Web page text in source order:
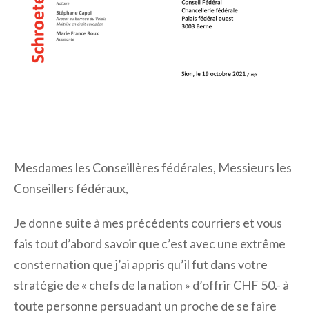
Mesdames les Conseillères fédérales, Messieurs les
Conseillers fédéraux,
Je donne suite à mes précédents courriers et vous
fais tout d’abord savoir que c’est avec une extrême
consternation que j’ai appris qu’il fut dans votre
stratégie de « chefs de la nation » d’offrir CHF 50.- à
toute personne persuadant un proche de se faire